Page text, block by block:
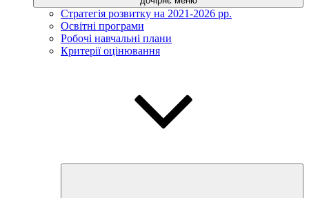
Стратегія розвитку на 2021-2026 рр.
Освітні програми
Робочі навчальні плани
Критерії оцінювання